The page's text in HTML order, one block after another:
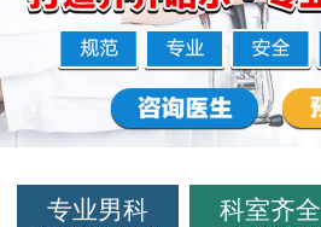
专业男科 科室齐全